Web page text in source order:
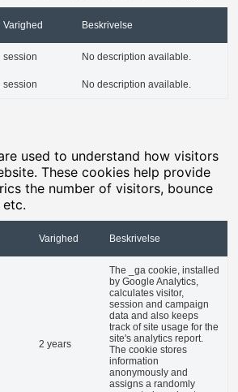
Varighed Beskrivelse
session No description available.
session No description available.
used to understand how visitors
These cookies help provide
the number of visitors, bounce
Varighed Beskrivelse
2 years
The _ga cookie, installed
by Google Analytics,
calculates visitor,
session and campaign
data and also keeps
track of site usage for the
site's analytics report.
The cookie stores
information
anonymously and
assigns a randomly